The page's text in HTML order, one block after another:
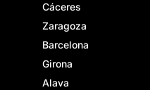
Cáceres
Zaragoza
Barcelona
Girona
Alava